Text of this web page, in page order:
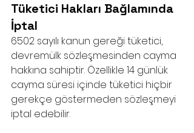
Tüketici Hakları Bağlamında
İptal
6502 sayılı kanun gereği tüketici,
devremülk sözleşmesinden cayma
hakkına sahiptir. Özellikle 14 günlük
cayma süresi içinde tüketici hiçbir
gerekçe göstermeden sözleşmeyi
iptal edebilir.